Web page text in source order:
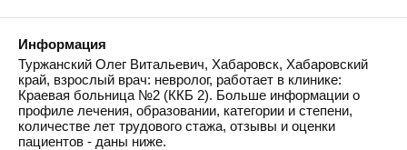
Информация
Туржанский Олег Витальевич, Хабаровск, Хабаровский
край, взрослый врач: невролог, работает в клинике:
Краевая больница №2 (ККБ 2). Больше информации о
профиле лечения, образовании, категории и степени,
количестве лет трудового стажа, отзывы и оценки
пациентов - даны ниже.